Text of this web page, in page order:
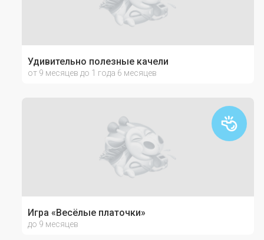
Удивительно полезные качели
от 9 месяцев до 1 года 6 месяцев
Игра «Весёлые платочки»
до 9 месяцев